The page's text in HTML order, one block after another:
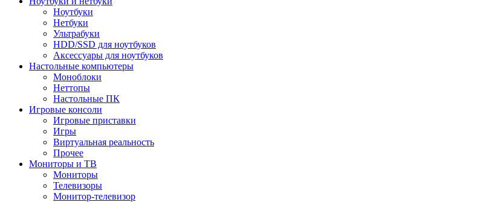
Ноутбуки
Нетбуки
Ультрабуки
HDD/SSD для ноутбуков
Аксессуары для ноутбуков
Настольные компьютеры
Моноблоки
Неттопы
Настольные ПК
Игровые консоли
Игровые приставки
Игры
Виртуальная реальность
Прочее
Мониторы и ТВ
Мониторы
Телевизоры
Монитор-телевизор